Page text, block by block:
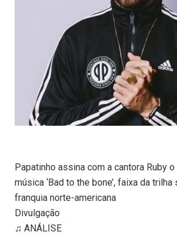
Papatinho assina com a cantora Ruby
música ‘Bad to the bone’, faixa da trilha
franquia norte-americana
Divulgação
♫ ANÁLISE